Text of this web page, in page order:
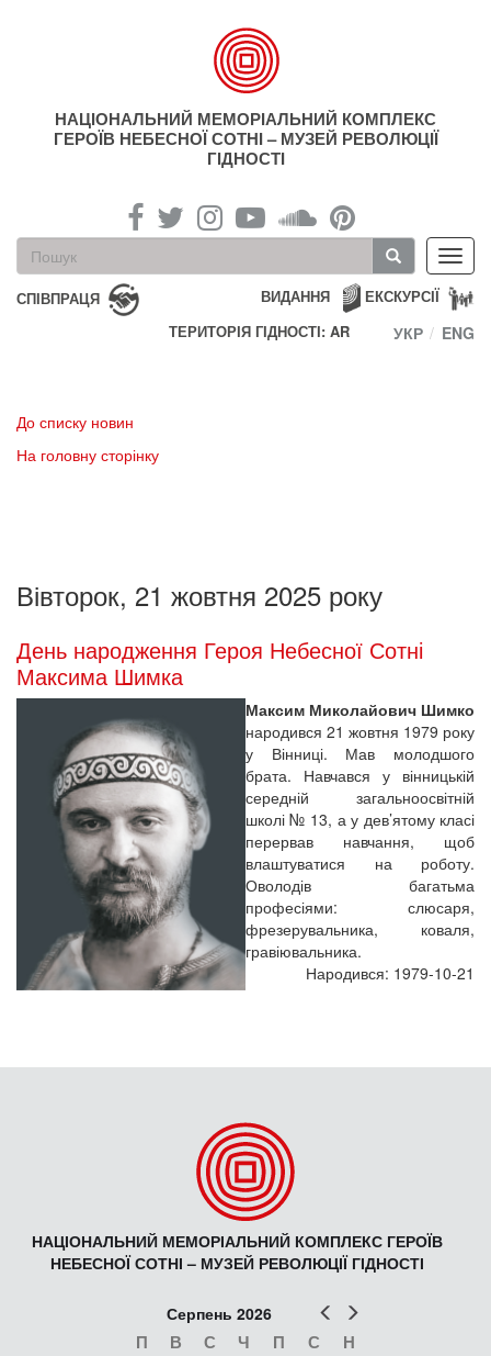
НАЦІОНАЛЬНИЙ МЕМОРІАЛЬНИЙ КОМПЛЕКС
ГЕРОЇВ НЕБЕСНОЇ СОТНІ – МУЗЕЙ РЕВОЛЮЦІЇ
ГІДНОСТІ
Пошукова
форма
Пошук
СПІВПРАЦЯ ЕКСКУРСІЇ
ВИДАННЯ
ТЕРИТОРІЯ ГІДНОСТІ: AR
УКР ENG
До списку новин
На головну сторінку
Вівторок, 21 жовтня 2025 року
День народження Героя Небесної Сотні
Максима Шимка
Максим Миколайович Шимко
народився 21 жовтня 1979 року
у Вінниці. Мав молодшого
брата. Навчався у вінницькій
середній загальноосвітній
школі № 13, а у дев’ятому класі
перервав навчання, щоб
влаштуватися на роботу.
Оволодів багатьма
професіями: слюсаря,
фрезерувальника, коваля,
гравіювальника.
Народився: 1979-10-21
НАЦІОНАЛЬНИЙ МЕМОРІАЛЬНИЙ КОМПЛЕКС ГЕРОЇВ
НЕБЕСНОЇ СОТНІ – МУЗЕЙ РЕВОЛЮЦІЇ ГІДНОСТІ
Попер
Серпень 2026
П В С Ч П С Н